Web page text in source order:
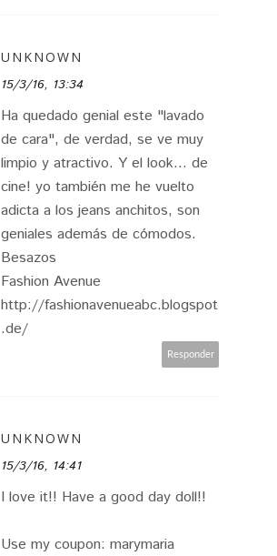
UNKNOWN
15/3/16, 13:34
Ha quedado genial este "lavado
de cara", de verdad, se ve muy
limpio y atractivo. Y el look... de
cine! yo también me he vuelto
adicta a los jeans anchitos, son
geniales además de cómodos.
Besazos
Fashion Avenue
http://fashionavenueabc.blogspot
.de/
Responder
UNKNOWN
15/3/16, 14:41
I love it!! Have a good day doll!!
Use my coupon: marymaria